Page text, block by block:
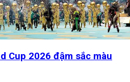
Cup 2026 đậm sắc màu